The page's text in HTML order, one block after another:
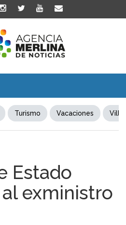
Turismo Vacaciones Villa
Estado
exministro